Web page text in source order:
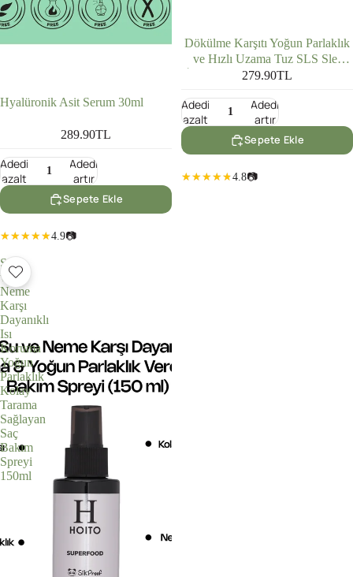
Hyalüronik Asit Serum 30ml
289.90TL
Adedi
azalt
Adedi
artır
Sepete Ekle
4.9📷
Dökülme Karşıtı Yoğun Parlaklık
ve Hızlı Uzama Tuz SLS Sles
İçermeyen Saç Bakım Şampuanı
279.90TL
Adedi
azalt
Adedi
artır
Sepete Ekle
4.8📷
Su
ve
Neme
Karşı
Dayanıklı
Isı
Koruma
Yoğun
Parlaklık
Kolay
Tarama
Sağlayan
Saç
Bakım
Spreyi
150ml